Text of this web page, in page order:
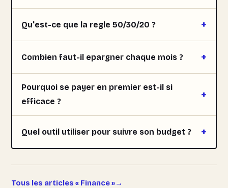
Qu'est-ce que la regle 50/30/20 ?
Combien faut-il epargner chaque mois ?
Pourquoi se payer en premier est-il si
efficace ?
Quel outil utiliser pour suivre son budget ?
Tous les articles « Finance »